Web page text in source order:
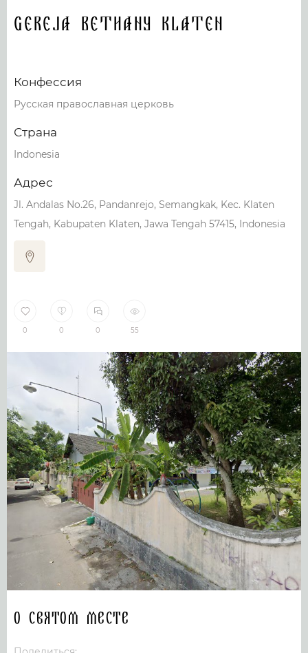
Gereja Bethany Klaten
Конфессия
Русская православная церковь
Страна
Indonesia
Адрес
Jl. Andalas No.26, Pandanrejo, Semangkak, Kec. Klaten
Tengah, Kabupaten Klaten, Jawa Tengah 57415, Indonesia
0 0 0 55
О святом месте